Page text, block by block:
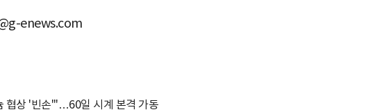
enews.com
협상 '빈손'"…60일 시계 본격 가동